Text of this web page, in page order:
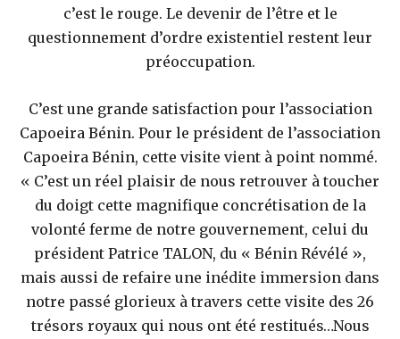
c’est le rouge. Le devenir de l’être et le
questionnement d’ordre existentiel restent leur
préoccupation.
C’est une grande satisfaction pour l’association
Capoeira Bénin. Pour le président de l’association
Capoeira Bénin, cette visite vient à point nommé.
« C’est un réel plaisir de nous retrouver à toucher
du doigt cette magnifique concrétisation de la
volonté ferme de notre gouvernement, celui du
président Patrice TALON, du « Bénin Révélé »,
mais aussi de refaire une inédite immersion dans
notre passé glorieux à travers cette visite des 26
trésors royaux qui nous ont été restitués…Nous